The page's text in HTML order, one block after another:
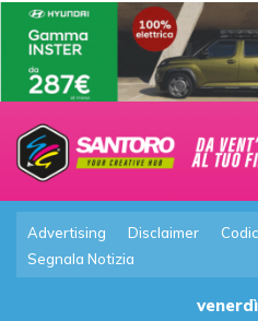
Advertising Disclaimer
Segnala Notizia